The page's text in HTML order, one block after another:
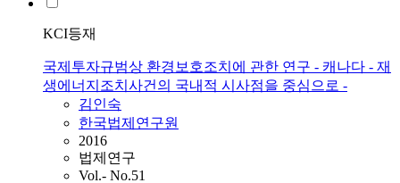
KCI등재
국제투자규범상 환경보호조치에 관한 연구 - 캐나다 - 재
생에너지조치사건의 국내적 시사점을 중심으로 -
김인숙
한국법제연구원
2016
법제연구
Vol.- No.51